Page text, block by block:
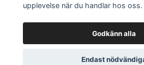
upplevelse när du handlar hos oss.
Godkänn alla
Endast